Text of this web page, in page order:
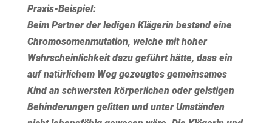
Praxis-Beispiel:
Beim Partner der ledigen Klägerin bestand eine
Chromosomenmutation, welche mit hoher
Wahrscheinlichkeit dazu geführt hätte, dass ein
auf natürlichem Weg gezeugtes gemeinsames
Kind an schwersten körperlichen oder geistigen
Behinderungen gelitten und unter Umständen